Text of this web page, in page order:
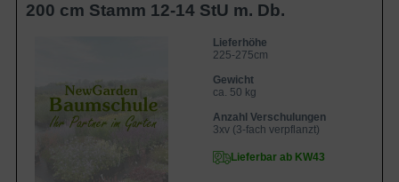
200 cm Stamm 12-14 StU m. Db.
Lieferhöhe
225-275cm
Gewicht
ca. 50 kg
Anzahl Verschulungen
3xv (3-fach verpflanzt)
Lieferbar ab KW43